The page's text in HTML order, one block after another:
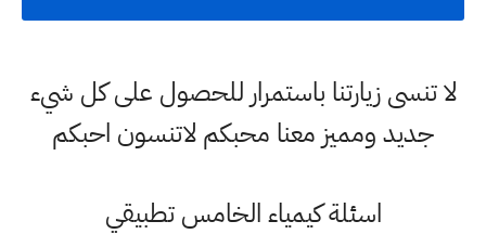
لا تنسى زيارتنا باستمرار للحصول على كل شيء
جديد ومميز معنا محبكم لاتنسون احبكم
اسئلة كيمياء الخامس تطبيقي